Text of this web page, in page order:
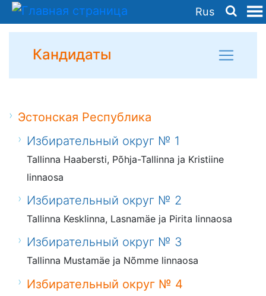
Rus
Кандидаты
Эстонская Республика
Избирательный округ № 1
Tallinna Haabersti, Põhja-Tallinna ja Kristiine
linnaosa
Избирательный округ № 2
Tallinna Kesklinna, Lasnamäe ja Pirita linnaosa
Избирательный округ № 3
Tallinna Mustamäe ja Nõmme linnaosa
Избирательный округ № 4